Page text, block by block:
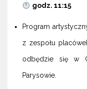
godz. 11:15
Program
z zespołu
odbędzie się w
Parysowie.